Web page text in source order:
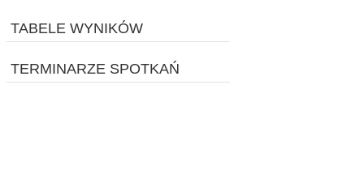
TABELE WYNIKÓW
TERMINARZE SPOTKAŃ